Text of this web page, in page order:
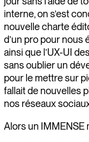
interne, on s’est
nouvelle charte
d’un pro pour nous
ainsi que l’UX-UI
sans oublier un
pour le mettre sur
fallait de nouvelles
nos réseaux
Alors un IMMENSE